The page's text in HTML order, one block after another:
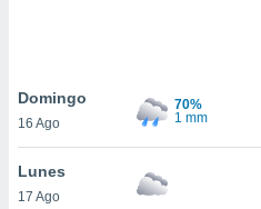
únicos
Domingo
16 Ago
70%
1 mm
Lunes
17 Ago